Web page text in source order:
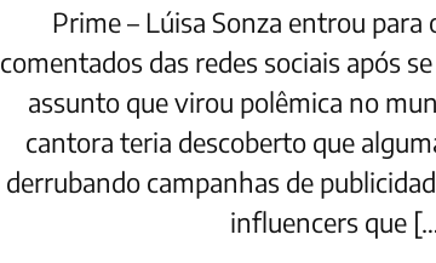
Prime – Lúisa Sonza entrou para
comentados das redes sociais após
assunto que virou polêmica no
cantora teria descoberto que
derrubando campanhas de
influencers que